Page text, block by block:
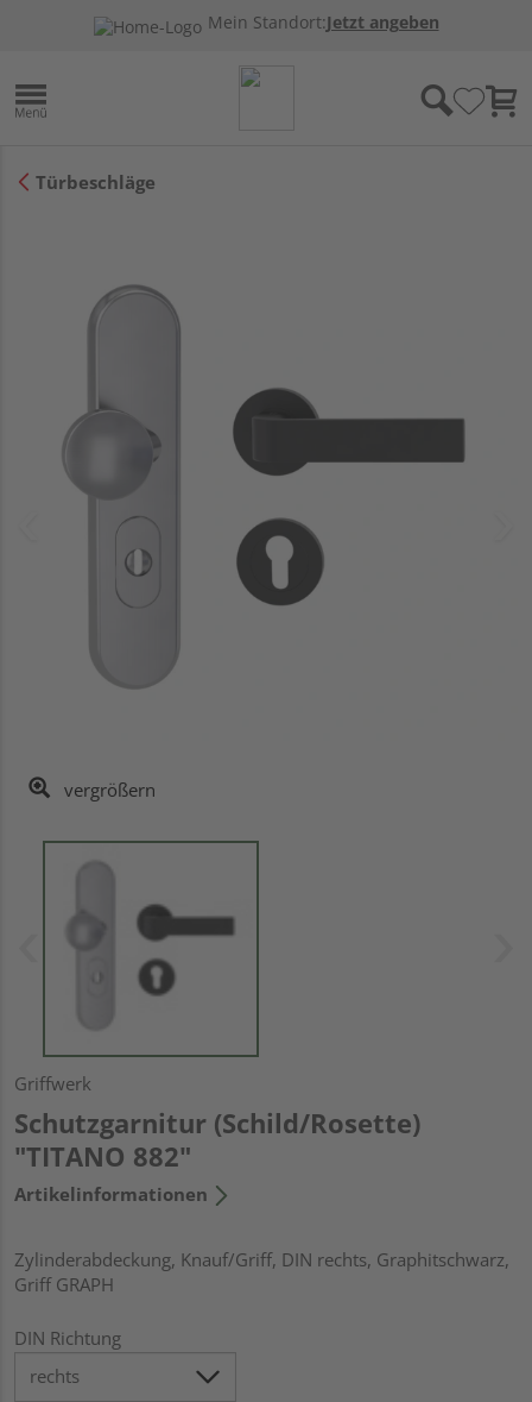
Mein Standort:Jetzt angeben
Türbeschläge
vergrößern
Griffwerk
Schutzgarnitur (Schild/Rosette)
"TITANO 882"
Artikelinformationen
Zylinderabdeckung, Knauf/Griff, DIN rechts, Graphitschwarz,
Griff GRAPH
DIN Richtung